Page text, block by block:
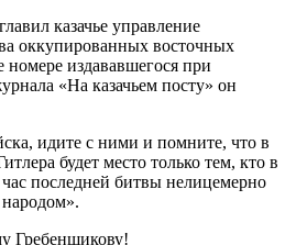
казачье управление
оккупированных восточных
издававшегося при
«На казачьем посту» он
идите с ними и помните, что в
будет место только тем, кто в
последней битвы нелицемерно
Гребенщикову!